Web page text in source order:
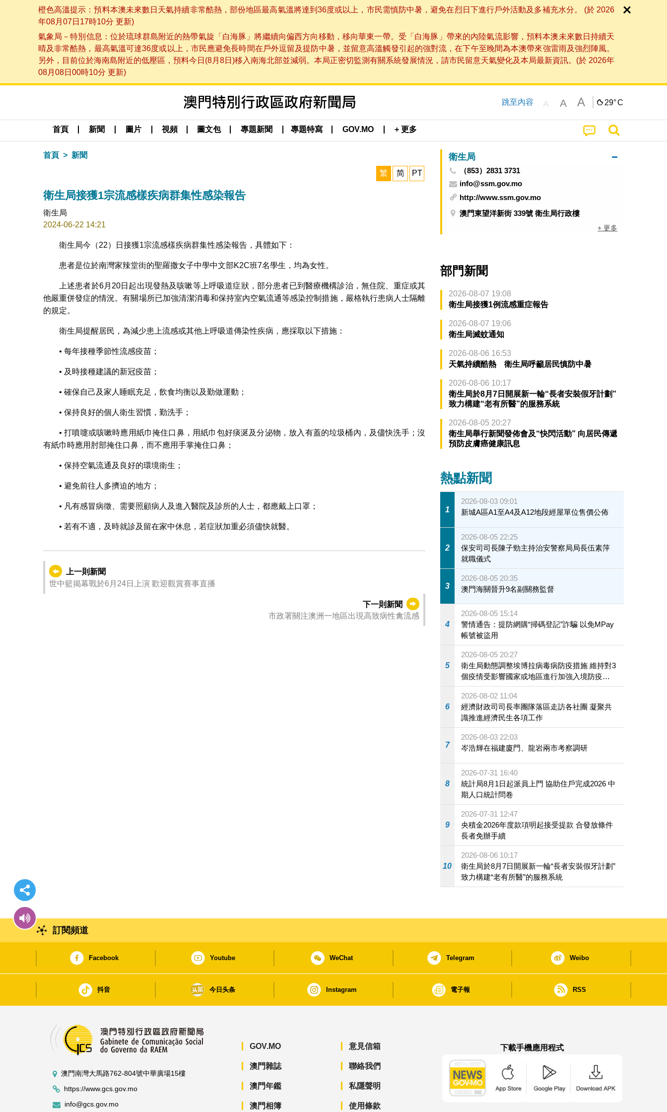
橙色高溫提示：預料本澳未來數日天氣持續非常酷熱，部份地區最高氣溫將達到36度或以上，市民需慎防中暑，避免在烈日下進行戶外活動及多補充水分。 (於 2026
年08月07日17時10分 更新)
氣象局－特別信息：位於琉球群島附近的熱帶氣旋「白海豚」將繼續向偏西方向移動，移向華東一帶。受「白海豚」帶來的內陸氣流影響，預料本澳未來數日持續天
晴及非常酷熱，最高氣溫可達36度或以上，市民應避免長時間在戶外逗留及提防中暑，並留意高溫觸發引起的強對流，在下午至晚間為本澳帶來強雷雨及強烈陣風。
另外，目前位於海南島附近的低壓區，預料今日(8月8日)移入南海北部並減弱。本局正密切監測有關系統發展情況，請市民留意天氣變化及本局最新資訊。(於 2026年
08月08日00時10分 更新)
跳至內容 A A A 29°C
首頁 新聞 圖片 視頻 圖文包 專題新聞 專題特寫 GOV.MO + 更多
首頁 新聞
繁 简 PT
衛生局接獲1宗流感樣疾病群集性感染報告
衛生局
2024-06-22 14:21
衛生局今（22）日接獲1宗流感樣疾病群集性感染報告，具體如下：
患者是位於南灣家辣堂街的聖羅撒女子中學中文部K2C班7名學生，均為女性。
上述患者於6月20日起出現發熱及咳嗽等上呼吸道症狀，部分患者已到醫療機構診治，無住院、重症或其
他嚴重併發症的情況。有關場所已加強清潔消毒和保持室內空氣流通等感染控制措施，嚴格執行患病人士隔離
的規定。
衛生局提醒居民，為減少患上流感或其他上呼吸道傳染性疾病，應採取以下措施：
• 每年接種季節性流感疫苗；
• 及時接種建議的新冠疫苗；
• 確保自己及家人睡眠充足，飲食均衡以及勤做運動；
• 保持良好的個人衛生習慣，勤洗手；
• 打噴嚏或咳嗽時應用紙巾掩住口鼻，用紙巾包好痰涎及分泌物，放入有蓋的垃圾桶內，及儘快洗手；沒
有紙巾時應用肘部掩住口鼻，而不應用手掌掩住口鼻；
• 保持空氣流通及良好的環境衛生；
• 避免前往人多擠迫的地方；
• 凡有感冒病徵、需要照顧病人及進入醫院及診所的人士，都應戴上口罩；
• 若有不適，及時就診及留在家中休息，若症狀加重必須儘快就醫。
上一則新聞
世中籃揭幕戰於6月24日上演 歡迎觀賞賽事直播
下一則新聞
市政署關注澳洲一地區出現高致病性禽流感
衛生局
（853）2831 3731
info@ssm.gov.mo
http://www.ssm.gov.mo
澳門東望洋新街 339號 衛生局行政樓
+ 更多
部門新聞
2026-08-07 19:08
衛生局接獲1例流感重症報告
2026-08-07 19:06
衛生局滅蚊通知
2026-08-06 16:53
天氣持續酷熱 衛生局呼籲居民慎防中暑
2026-08-06 10:17
衛生局於8月7日開展新一輪“長者安裝假牙計劃”
致力構建“老有所醫”的服務系統
2026-08-05 20:27
衛生局舉行新聞發佈會及“快閃活動” 向居民傳遞
預防皮膚癌健康訊息
熱點新聞
1
2026-08-03 09:01
新城A區A1至A4及A12地段經屋單位售價公佈
2
2026-08-05 22:25
保安司司長陳子勁主持治安警察局局長伍素萍
就職儀式
3
2026-08-05 20:35
澳門海關晉升9名副關務監督
4
2026-08-05 15:14
警情通告：提防網購“掃碼登記”詐騙 以免MPay
帳號被盜用
5
2026-08-05 20:27
衛生局動態調整埃博拉病毒病防疫措施 維持對3
個疫情受影響國家或地區進行加強入境防疫措
施
6
2026-08-02 11:04
經濟財政司司長率團隊落區走訪各社團 凝聚共
識推進經濟民生各項工作
7
2026-08-03 22:03
岑浩輝在福建廈門、龍岩兩市考察調研
8
2026-07-31 16:40
統計局8月1日起派員上門 協助住戶完成2026 中
期人口統計問卷
9
2026-07-31 12:47
央積金2026年度款項明起接受提款 合發放條件
長者免辦手續
10
2026-08-06 10:17
衛生局於8月7日開展新一輪“長者安裝假牙計劃”
致力構建“老有所醫”的服務系統
訂閱頻道
Facebook Youtube WeChat Telegram Weibo
抖音 今日头条 Instagram 電子報 RSS
澳門南灣大馬路762-804號中華廣場15樓
https://www.gcs.gov.mo
info@gcs.gov.mo
GOV.MO
澳門雜誌
澳門年鑑
澳門相簿
意見信箱
聯絡我們
私隱聲明
使用條款
下載手機應用程式